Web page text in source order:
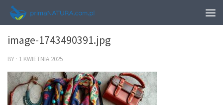
0
image-1743490391.jpg
BY · 1 KWIETNIA 2025